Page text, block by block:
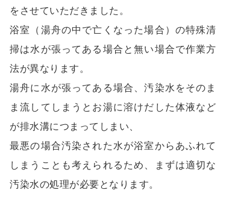
をさせていただきました。
浴室（湯舟の中で亡くなった場合）の特殊清
掃は水が張ってある場合と無い場合で作業方
法が異なります。
湯舟に水が張ってある場合、汚染水をそのま
ま流してしまうとお湯に溶けだした体液など
が排水溝につまってしまい、
最悪の場合汚染された水が浴室からあふれて
しまうことも考えられるため、まずは適切な
汚染水の処理が必要となります。